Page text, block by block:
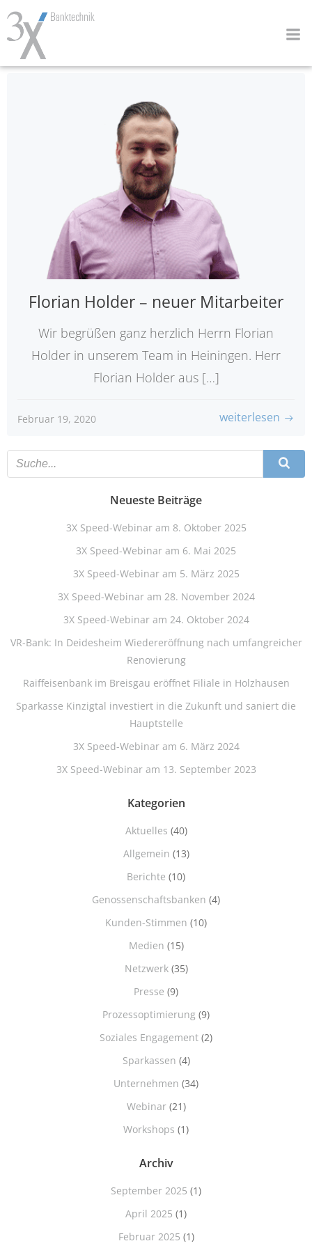
Florian Holder – neuer Mitarbeiter
Wir begrüßen ganz herzlich Herrn Florian
Holder in unserem Team in Heiningen. Herr
Florian Holder aus […]
Februar 19, 2020 weiterlesen
Neueste Beiträge
3X Speed-Webinar am 8. Oktober 2025
3X Speed-Webinar am 6. Mai 2025
3X Speed-Webinar am 5. März 2025
3X Speed-Webinar am 28. November 2024
3X Speed-Webinar am 24. Oktober 2024
VR-Bank: In Deidesheim Wiedereröffnung nach umfangreicher
Renovierung
Raiffeisenbank im Breisgau eröffnet Filiale in Holzhausen
Sparkasse Kinzigtal investiert in die Zukunft und saniert die
Hauptstelle
3X Speed-Webinar am 6. März 2024
3X Speed-Webinar am 13. September 2023
Kategorien
Aktuelles (40)
Allgemein (13)
Berichte (10)
Genossenschaftsbanken (4)
Kunden-Stimmen (10)
Medien (15)
Netzwerk(35)
Presse (9)
Prozessoptimierung (9)
Soziales Engagement (2)
Sparkassen (4)
Unternehmen (34)
Webinar(21)
Workshops (1)
Archiv
September 2025 (1)
April 2025 (1)
Februar 2025 (1)